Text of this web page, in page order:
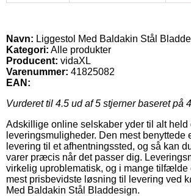
Navn: Liggestol Med Baldakin Stål
Kategori: Alle produkter
Producent: vidaXL
Varenummer: 41825082
EAN:
Vurderet til 4.5 ud af 5 stjerner baseret på
Adskillige online selskaber yder til alt held
leveringsmuligheder. Den mest benyttede
levering til et afhentningssted, og så kan
varer præcis når det passer dig.
virkelig uproblematisk, og i mange tilfælde
mest prisbevidste løsning til levering ved
Med Baldakin Stål Bladdesign.